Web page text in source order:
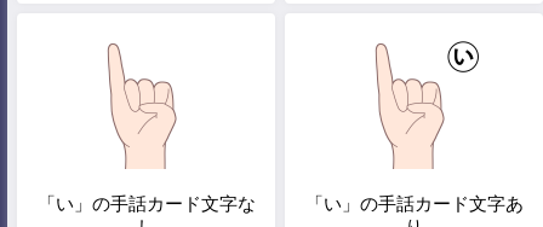
「い」の手話カード文字な
「い」の手話カード文字あ